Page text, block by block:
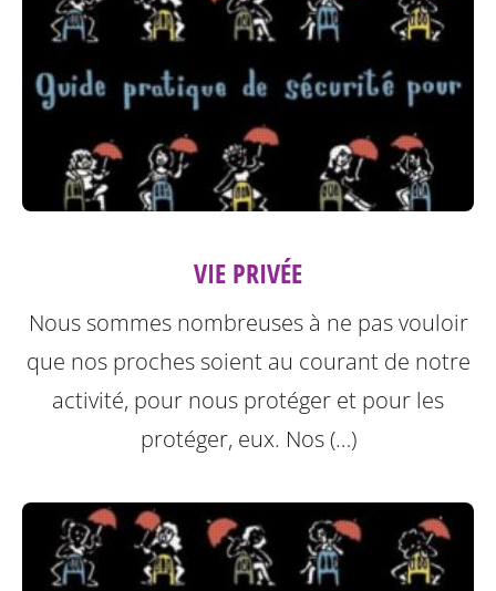
VIE PRIVÉE
Nous sommes nombreuses à ne pas vouloir
que nos proches soient au courant de notre
activité, pour nous protéger et pour les
protéger, eux. Nos (…)